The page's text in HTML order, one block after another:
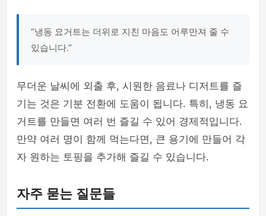
“냉동 요거트는 더위로 지친 마음도 어루만져 줄 수
있습니다.”
무더운 날씨에 외출 후, 시원한 음료나 디저트를 즐
기는 것은 기분 전환에 도움이 됩니다. 특히, 냉동 요
거트를 만들면 여러 번 즐길 수 있어 경제적입니다.
만약 여러 명이 함께 먹는다면, 큰 용기에 만들어 각
자 원하는 토핑을 추가해 즐길 수 있습니다.
자주 묻는 질문들